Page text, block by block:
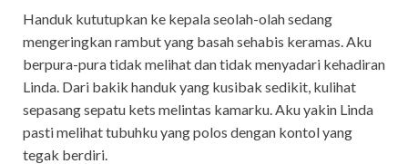
Handuk kututupkan ke kepala seolah-olah sedang
mengeringkan rambut yang basah sehabis keramas. Aku
berpura-pura tidak melihat dan tidak menyadari kehadiran
Linda. Dari bakik handuk yang kusibak sedikit, kulihat
sepasang sepatu kets melintas kamarku. Aku yakin Linda
pasti melihat tubuhku yang polos dengan kontol yang
tegak berdiri.